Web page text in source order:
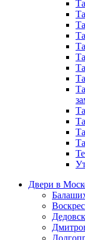
Двери в
Дедовск